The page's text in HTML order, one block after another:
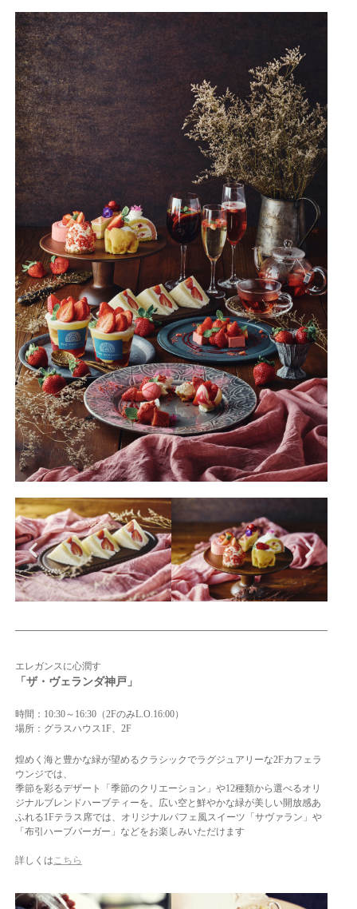
エレガンスに心潤す
「ザ・ヴェランダ神戸」
時間：10:30～16:30（2FのみL.O.16:00）
場所：グラスハウス1F、2F
煌めく海と豊かな緑が望めるクラシックでラグジュアリーな2Fカフェラ
ウンジでは、
季節を彩るデザート「季節のクリエーション」や12種類から選べるオリ
ジナルブレンドハーブティーを。広い空と鮮やかな緑が美しい開放感あ
ふれる1Fテラス席では、オリジナルパフェ風スイーツ「サヴァラン」や
「布引ハーブバーガー」などをお楽しみいただけます
詳しくは こちら